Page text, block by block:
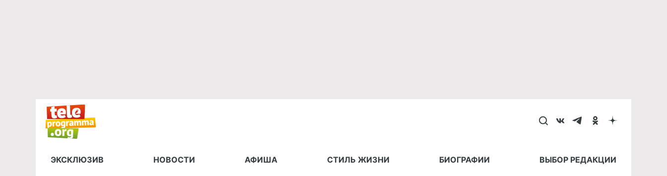
ЭКСКЛЮЗИВ НОВОСТИ АФИША СТИЛЬ ЖИЗНИ БИОГРАФИИ ВЫБОР РЕДАКЦИИ